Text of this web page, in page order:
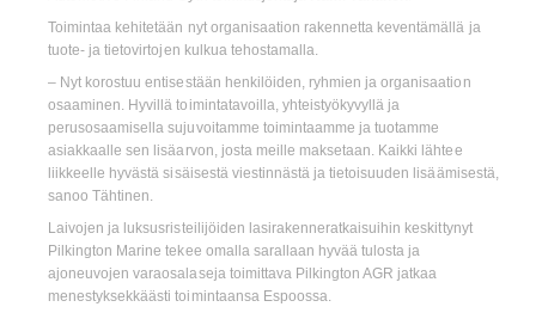
Toimintaa kehitetään nyt organisaation rakennetta keventämällä ja
tuote- ja tietovirtojen kulkua tehostamalla.
– Nyt korostuu entisestään henkilöiden, ryhmien ja organisaation
osaaminen. Hyvillä toimintatavoilla, yhteistyökyvyllä ja
perusosaamisella sujuvoitamme toimintaamme ja tuotamme
asiakkaalle sen lisäarvon, josta meille maksetaan. Kaikki lähtee
liikkeelle hyvästä sisäisestä viestinnästä ja tietoisuuden lisäämisestä,
sanoo Tähtinen.
Laivojen ja luksusristeilijöiden lasirakenneratkaisuihin keskittynyt
Pilkington Marine tekee omalla sarallaan hyvää tulosta ja
ajoneuvojen varaosalaseja toimittava Pilkington AGR jatkaa
menestyksekkäästi toimintaansa Espoossa.